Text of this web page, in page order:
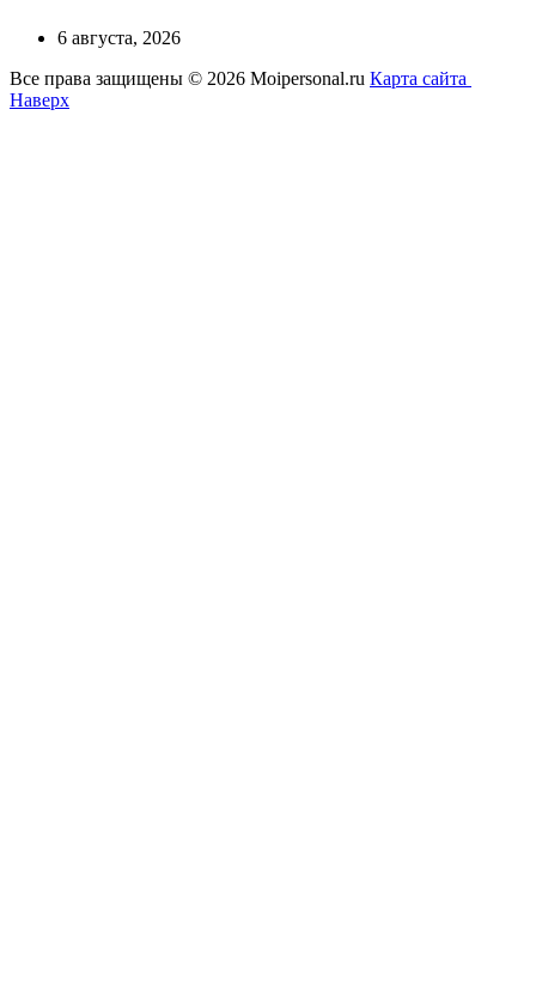
6 августа, 2026
Все права защищены © 2026 Moipersonal.ru Карта сайта
Наверх